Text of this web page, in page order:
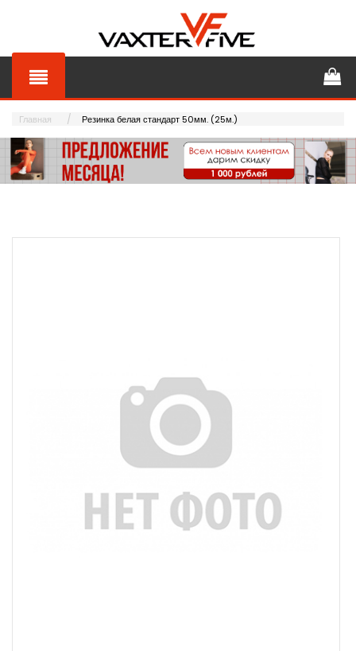
Главная Резинка белая стандарт 50мм. (25м.)